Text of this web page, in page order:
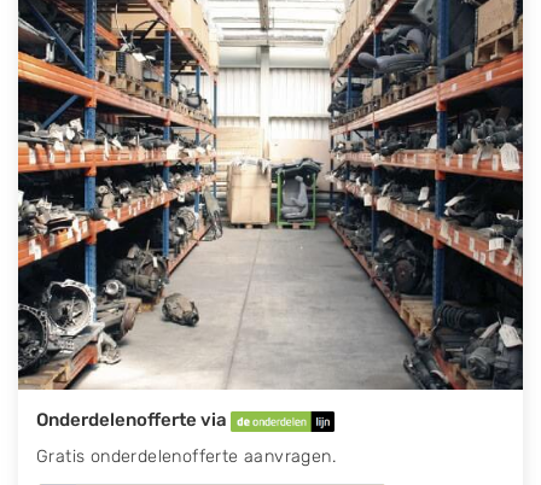
Onderdelenofferte via
Gratis onderdelenofferte aanvragen.